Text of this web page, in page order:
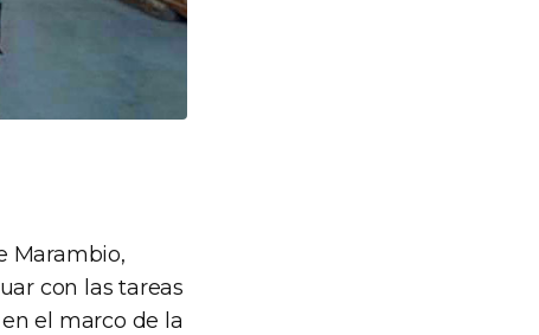
Marambio,
con las tareas
el marco de la